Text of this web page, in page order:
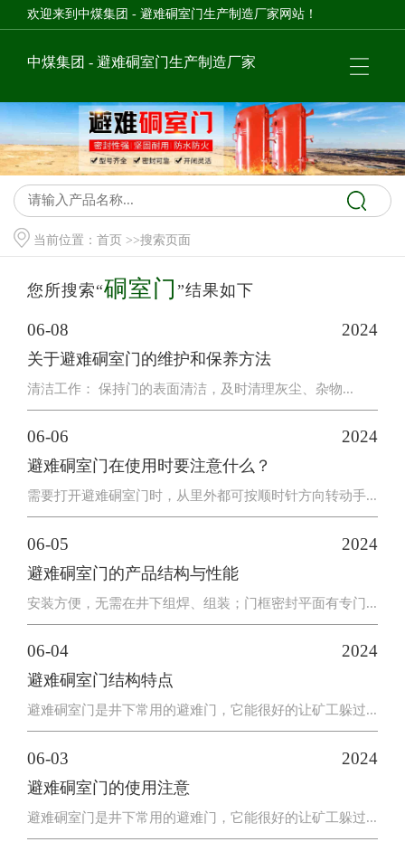
欢迎来到中煤集团 - 避难硐室门生产制造厂家网站！
中煤集团 - 避难硐室门生产制造厂家
当前位置：首页 >>搜索页面
您所搜索“硐室门 ”结果如下
06-08 2024
关于避难硐室门的维护和保养方法
清洁工作： 保持门的表面清洁，及时清理灰尘、杂物...
06-06 2024
避难硐室门在使用时要注意什么？
需要打开避难硐室门时，从里外都可按顺时针方向转动手...
06-05 2024
避难硐室门的产品结构与性能
安装方便，无需在井下组焊、组装；门框密封平面有专门...
06-04 2024
避难硐室门结构特点
避难硐室门是井下常用的避难门，它能很好的让矿工躲过...
06-03 2024
避难硐室门的使用注意
避难硐室门是井下常用的避难门，它能很好的让矿工躲过...